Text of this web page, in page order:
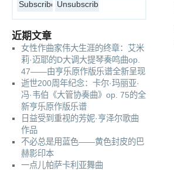
近期文章
女性作曲家伟大生涯的终章：艾米
莉·迈耶的D大调大提琴奏鸣曲op.
47——由亨乐原作版乐谱全新呈现
逝世200周年纪念：卡尔·玛丽亚·
冯·韦伯《大管协奏曲》op. 75的全
新亨乐原作版乐谱
日益受到重视的芳妮·亨泽尔歌曲
作品
不必总是用蓝色——黄色封皮的巴
赫影印本
一点儿帕萨卡利亚舞曲